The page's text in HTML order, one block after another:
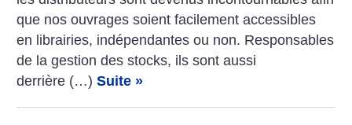
que nos ouvrages soient facilement accessibles
en librairies, indépendantes ou non. Responsables
de la gestion des stocks, ils sont aussi
derrière (…)Suite »